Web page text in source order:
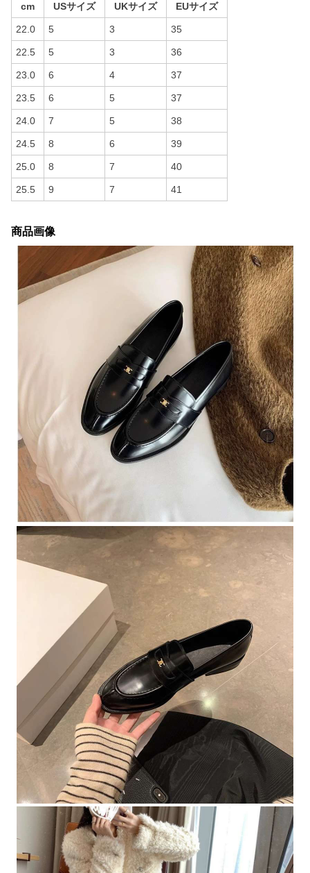
cm USサイズ UKサイズ EUサイズ
22.0 5 3 35
22.5 5 3 36
23.0 6 4 37
23.5 6 5 37
24.0 7 5 38
24.5 8 6 39
25.0 8 7 40
25.5 9 7 41
商品画像